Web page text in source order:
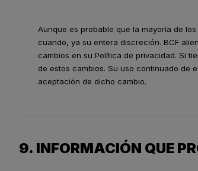
Aunque es probable que la mayoría de
cuando, ya su entera discreción. BCF
cambios en su Política de privacidad. Si
de estos cambios. Su uso continuado de
aceptación de dicho cambio.
9. INFORMACIÓN QUE